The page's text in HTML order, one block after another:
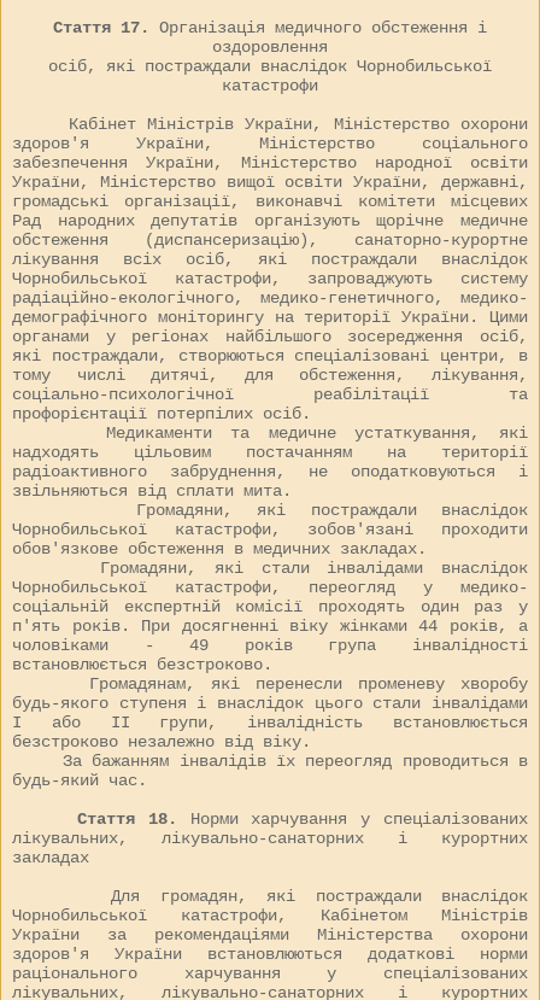
Стаття 17.
Організація медичного обстеження і
оздоровлення
осіб, які постраждали внаслідок Чорнобильської
катастрофи
Кабінет Міністрів України, Міністерство охорони
здоров'я України, Міністерство соціального
забезпечення України, Міністерство народної освіти
України, Міністерство вищої освіти України, державні,
громадські організації, виконавчі комітети місцевих
Рад народних депутатів організують щорічне медичне
обстеження (диспансеризацію), санаторно-курортне
лікування всіх осіб, які постраждали внаслідок
Чорнобильської катастрофи, запроваджують систему
радіаційно-екологічного, медико-генетичного, медико-
демографічного моніторингу на території України. Цими
органами у регіонах найбільшого зосередження осіб,
які постраждали, створюються спеціалізовані центри, в
тому числі дитячі, для обстеження, лікування,
соціально-психологічної реабілітації та
профорієнтації потерпілих осіб.
Медикаменти та медичне устаткування, які
надходять цільовим постачанням на території
радіоактивного забруднення, не оподатковуються і
звільняються від сплати мита.
Громадяни, які постраждали внаслідок
Чорнобильської катастрофи, зобов'язані проходити
обов'язкове обстеження в медичних закладах.
Громадяни, які стали інвалідами внаслідок
Чорнобильської катастрофи, переогляд у медико-
соціальній експертній комісії проходять один раз у
п'ять років. При досягненні віку жінками 44 років, а
чоловіками - 49 років група інвалідності
встановлюється безстроково.
Громадянам, які перенесли променеву хворобу
будь-якого ступеня і внаслідок цього стали інвалідами
I або II групи, інвалідність встановлюється
безстроково незалежно від віку.
За бажанням інвалідів їх переогляд проводиться в
будь-який час.
Стаття 18.
Норми харчування у спеціалізованих
лікувальних, лікувально-санаторних і курортних
закладах
Для громадян, які постраждали внаслідок
Чорнобильської катастрофи, Кабінетом Міністрів
України за рекомендаціями Міністерства охорони
здоров'я України встановлюються додаткові норми
раціонального харчування у спеціалізованих
лікувальних, лікувально-санаторних і курортних